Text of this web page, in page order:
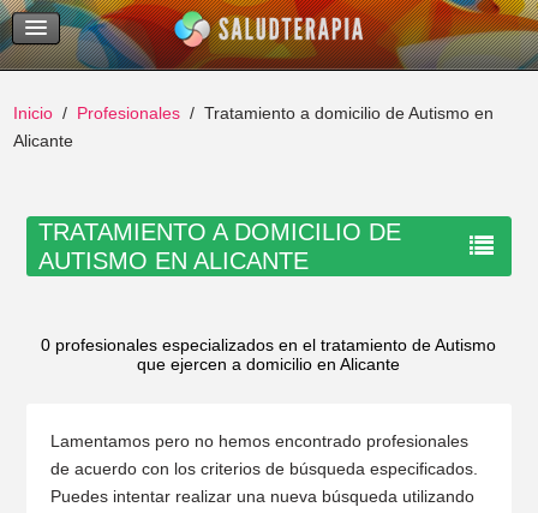
Temas Recientes
Buscar
Inicio Profesionales
Tratamiento a domicilio de Autismo en
Alicante
TRATAMIENTO A DOMICILIO DE
AUTISMO EN ALICANTE
0 profesionales especializados en el tratamiento de Autismo
que ejercen a domicilio en Alicante
Lamentamos pero no hemos encontrado profesionales
de acuerdo con los criterios de búsqueda especificados.
Puedes intentar realizar una nueva búsqueda utilizando